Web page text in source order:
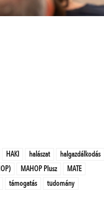
HAKI halászat
halgazdálkodás
MAHOP Plusz
MATE
támogatás tudomány